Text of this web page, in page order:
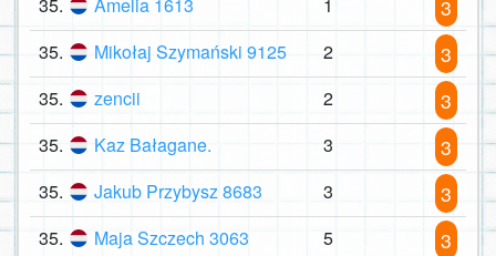
35. Amelia 1613 1 3
35. Mikołaj Szymański 9125 2 3
35. zencii 2 3
35. Kaz Bałagane. 3 3
35. Jakub Przybysz 8683 3 3
35. Maja Szczech 3063 5 3